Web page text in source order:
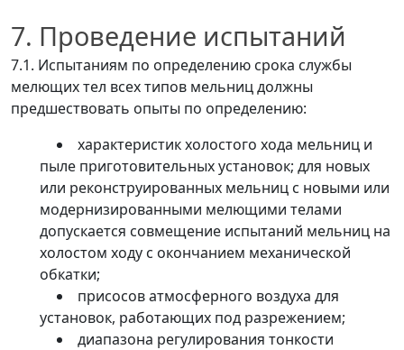
7. Проведение испытаний
7.1. Испытаниям по определению срока службы
мелющих тел всех типов мельниц должны
предшествовать опыты по определению:
характеристик холостого хода мельниц и
пыле приготовительных установок; для новых
или реконструированных мельниц с новыми или
модернизированными мелющими телами
допускается совмещение испытаний мельниц на
холостом ходу с окончанием механической
обкатки;
присосов атмосферного воздуха для
установок, работающих под разрежением;
диапазона регулирования тонкости